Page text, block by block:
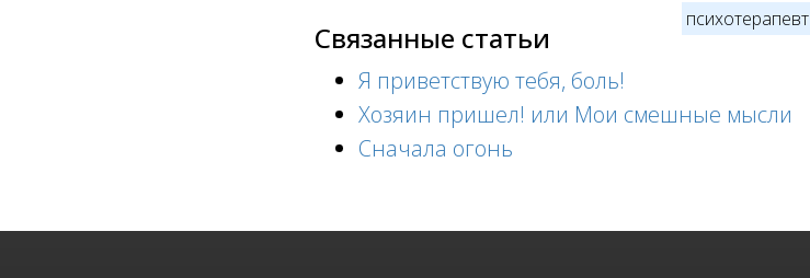
психотерапевт
Связанные статьи
Я приветствую тебя, боль!
Хозяин пришел! или Мои смешные мысли
Сначала огонь